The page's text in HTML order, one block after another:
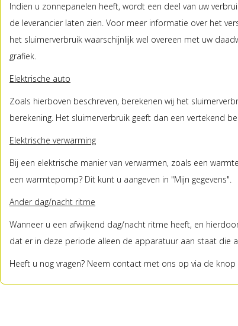
Indien u zonnepanelen heeft, wordt een deel van uw
de leverancier laten zien. Voor meer informatie over het
het sluimerverbruik waarschijnlijk wel overeen met uw
grafiek.
Elektrische auto
Zoals hierboven beschreven, berekenen wij het
berekening. Het sluimerverbruik geeft dan een vertekend
Elektrische verwarming
Bij een elektrische manier van verwarmen, zoals een
een warmtepomp? Dit kunt u aangeven in "Mijn gegevens".
Ander dag/nacht ritme
Wanneer u een afwijkend dag/nacht ritme heeft, en
dat er in deze periode alleen de apparatuur aan staat die
Heeft u nog vragen? Neem contact met ons op via de